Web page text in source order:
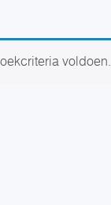
voldoen.